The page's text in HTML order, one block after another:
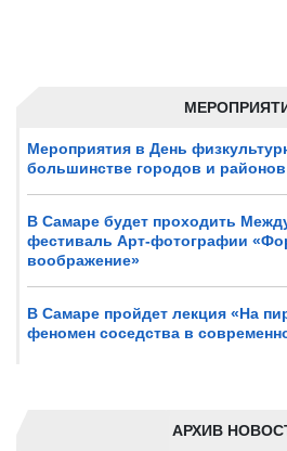
Мероприятия в День
большинстве городов и
В Самаре будет проходить
фестиваль Арт-фотографии
воображение»
В Самаре пройдет лекция «На
феномен соседства в
АРХИВ